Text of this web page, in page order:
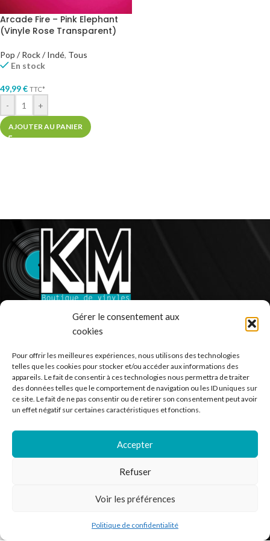
Gérer le consentement aux
cookies
Pour offrir les meilleures expériences, nous utilisons des technologies
telles que les cookies pour stocker et/ou accéder aux informations des
appareils. Le fait de consentir à ces technologies nous permettra de traiter
des données telles que le comportement de navigation ou les ID uniques sur
ce site. Le fait de ne pas consentir ou de retirer son consentement peut avoir
un effet négatif sur certaines caractéristiques et fonctions.
Accepter
Refuser
Voir les préférences
Politique de confidentialité
Arcade Fire – Pink Elephant
(Vinyle Rose Transparent)
Pop / Rock / Indé, Tous
En stock
49,99€ TTC*
- +
AJOUTER AU PANIER
Ventes de vinyle en ligne - 33 et 45 tours.
Mail : contact@kilm-music.com
RECHERCHER DES PRODUITS
Mon compte